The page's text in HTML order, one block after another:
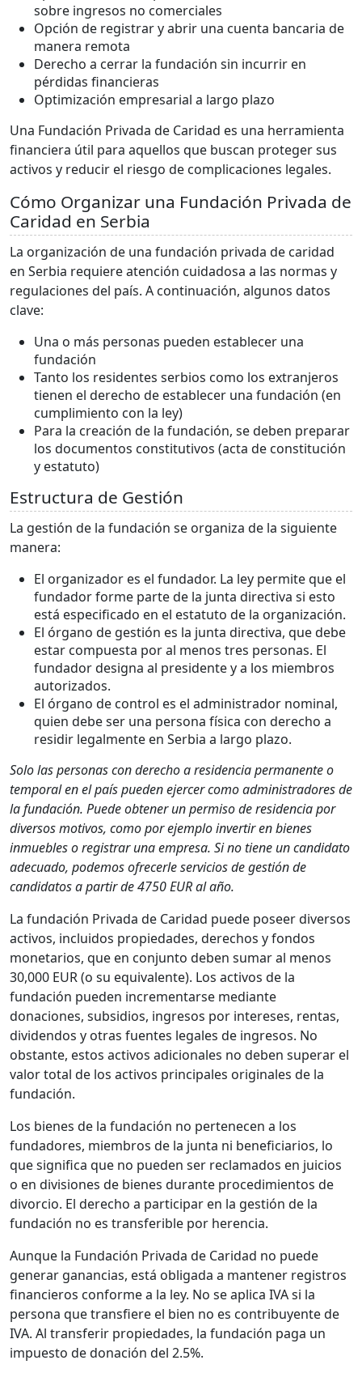
sobre ingresos no comerciales
Opción de registrar y abrir una cuenta bancaria de
manera remota
Derecho a cerrar la fundación sin incurrir en
pérdidas financieras
Optimización empresarial a largo plazo
Una Fundación Privada de Caridad es una herramienta
financiera útil para aquellos que buscan proteger sus
activos y reducir el riesgo de complicaciones legales.
Cómo Organizar una Fundación Privada de
Caridad en Serbia
La organización de una fundación privada de caridad
en Serbia requiere atención cuidadosa a las normas y
regulaciones del país. A continuación, algunos datos
clave:
Una o más personas pueden establecer una
fundación
Tanto los residentes serbios como los extranjeros
tienen el derecho de establecer una fundación (en
cumplimiento con la ley)
Para la creación de la fundación, se deben preparar
los documentos constitutivos (acta de constitución
y estatuto)
Estructura de Gestión
La gestión de la fundación se organiza de la siguiente
manera:
El organizador es el fundador. La ley permite que el
fundador forme parte de la junta directiva si esto
está especificado en el estatuto de la organización.
El órgano de gestión es la junta directiva, que debe
estar compuesta por al menos tres personas. El
fundador designa al presidente y a los miembros
autorizados.
El órgano de control es el administrador nominal,
quien debe ser una persona física con derecho a
residir legalmente en Serbia a largo plazo.
Solo las personas con derecho a residencia permanente o
temporal en el país pueden ejercer como administradores de
la fundación. Puede obtener un permiso de residencia por
diversos motivos, como por ejemplo invertir en bienes
inmuebles o registrar una empresa. Si no tiene un candidato
adecuado, podemos ofrecerle servicios de gestión de
candidatos a partir de 4750 EUR al año.
La fundación Privada de Caridad puede poseer diversos
activos, incluidos propiedades, derechos y fondos
monetarios, que en conjunto deben sumar al menos
30,000 EUR (o su equivalente). Los activos de la
fundación pueden incrementarse mediante
donaciones, subsidios, ingresos por intereses, rentas,
dividendos y otras fuentes legales de ingresos. No
obstante, estos activos adicionales no deben superar el
valor total de los activos principales originales de la
fundación.
Los bienes de la fundación no pertenecen a los
fundadores, miembros de la junta ni beneficiarios, lo
que significa que no pueden ser reclamados en juicios
o en divisiones de bienes durante procedimientos de
divorcio. El derecho a participar en la gestión de la
fundación no es transferible por herencia.
Aunque la Fundación Privada de Caridad no puede
generar ganancias, está obligada a mantener registros
financieros conforme a la ley. No se aplica IVA si la
persona que transfiere el bien no es contribuyente de
IVA. Al transferir propiedades, la fundación paga un
impuesto de donación del 2.5%.